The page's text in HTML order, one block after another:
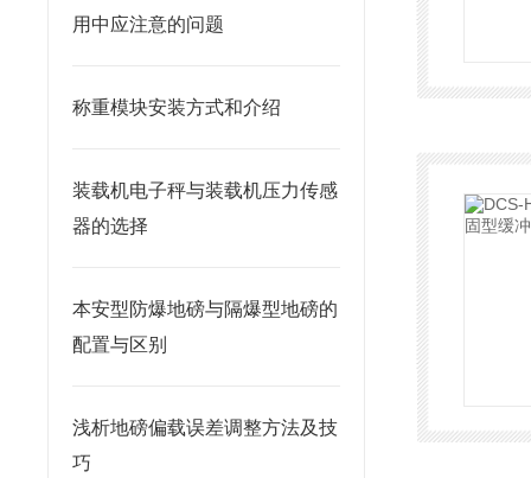
用中应注意的问题
称重模块安装方式和介绍
装载机电子秤与装载机压力传感
器的选择
本安型防爆地磅与隔爆型地磅的
配置与区别
浅析地磅偏载误差调整方法及技
巧